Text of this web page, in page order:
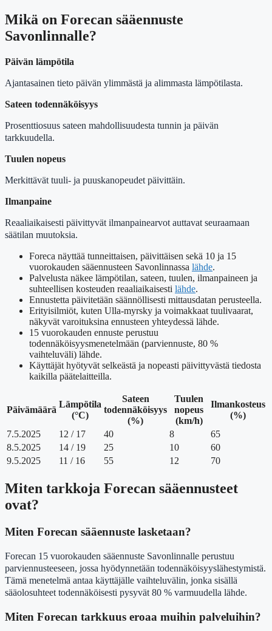
Mikä on Forecan sääennuste
Savonlinnalle?
Päivän lämpötila
Ajantasainen tieto päivän ylimmästä ja alimmasta lämpötilasta.
Sateen todennäköisyys
Prosenttiosuus sateen mahdollisuudesta tunnin ja päivän
tarkkuudella.
Tuulen nopeus
Merkittävät tuuli- ja puuskanopeudet päivittäin.
Ilmanpaine
Reaaliaikaisesti päivittyvät ilmanpainearvot auttavat seuraamaan
säätilan muutoksia.
Foreca näyttää tunneittaisen, päivittäisen sekä 10 ja 15
vuorokauden sääennusteen Savonlinnassa lähde.
Palvelusta näkee lämpötilan, sateen, tuulen, ilmanpaineen ja
suhteellisen kosteuden reaaliaikaisesti lähde.
Ennustetta päivitetään säännöllisesti mittausdatan perusteella.
Erityisilmiöt, kuten Ulla-myrsky ja voimakkaat tuulivaarat,
näkyvät varoituksina ennusteen yhteydessä lähde.
15 vuorokauden ennuste perustuu
todennäköisyysmenetelmään (parviennuste, 80 %
vaihteluväli) lähde.
Käyttäjät hyötyvät selkeästä ja nopeasti päivittyvästä tiedosta
kaikilla päätelaitteilla.
Päivämäärä
Lämpötila
(°C)
Sateen
todennäköisyys
(%)
Tuulen
nopeus
(km/h)
Ilmankosteus
(%)
7.5.2025
12 / 17 40 8
65
8.5.2025
14 / 19 25 10
60
9.5.2025
11 / 16 55 12 70
Miten tarkkoja Forecan sääennusteet
ovat?
Miten Forecan sääennuste lasketaan?
Forecan 15 vuorokauden sääennuste Savonlinnalle perustuu
parviennusteeseen, jossa hyödynnetään todennäköisyyslähestymistä.
Tämä menetelmä antaa käyttäjälle vaihteluvälin, jonka sisällä
sääolosuhteet todennäköisesti pysyvät 80 % varmuudella lähde.
Miten Forecan tarkkuus eroaa muihin palveluihin?